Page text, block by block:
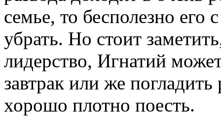
семье, то бесполезно его
убрать. Но стоит
лидерство, Игнатий
завтрак или же
хорошо плотно поесть.